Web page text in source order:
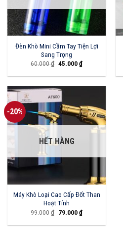
Đèn Khò Mini Cầm Tay Tiện Lợi
Sang Trọng
60.000₫ Giá
là:
45.000₫Giá
hiện
tại
45.000 ₫.
-20%
HẾT HÀNG
Máy Khò Loại Cao Cấp Đốt Than
Hoạt Tính
99.000₫ Giá
là:
79.000₫Giá
hiện
tại